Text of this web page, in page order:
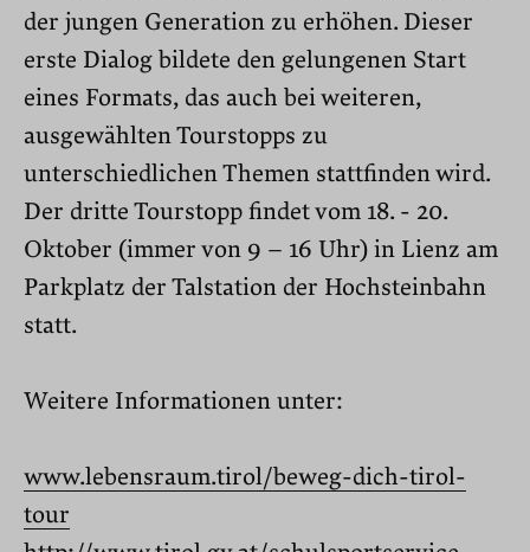
der jungen Generation zu erhöhen. Dieser
erste Dialog bildete den gelungenen Start
eines Formats, das auch bei weiteren,
ausgewählten Tourstopps zu
unterschiedlichen Themen stattfinden wird.
Der dritte Tourstopp findet vom 18. - 20.
Oktober (immer von 9 – 16 Uhr) in Lienz am
Parkplatz der Talstation der Hochsteinbahn
statt.
Weitere Informationen unter:
www.lebensraum.tirol/beweg-dich-tirol-
tour